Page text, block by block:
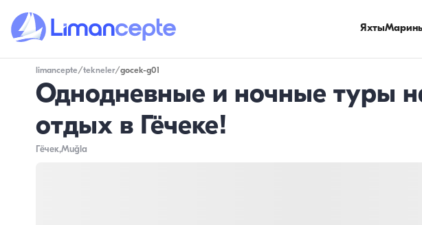
Яхты
limancepte/tekneler/gocek-g01
Однодневные и ночные туры
отдых в Гёчеке!
Гёчек,Muğla